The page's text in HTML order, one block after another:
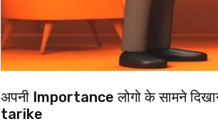
अपनी Importance लोगो के सामने
tarike
ke
tarike